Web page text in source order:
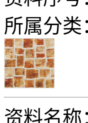
所属分类
资料名称